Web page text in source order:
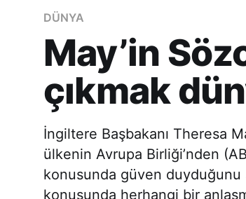
DÜNYA
May’in
çıkmak
İngiltere Başbakanı Theresa
ülkenin Avrupa Birliği’nden
konusunda güven duyduğunu
konusunda herhangi bir